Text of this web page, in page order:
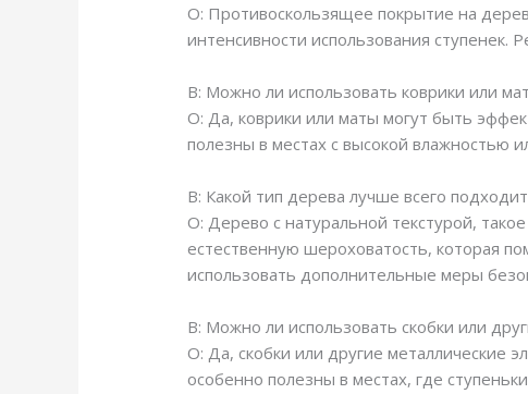
О: Противоскользящее покрытие на
интенсивности использования ступенек.
В: Можно ли использовать коврики или
О: Да, коврики или маты могут быть
полезны в местах с высокой влажностью
В: Какой тип дерева лучше всего
О: Дерево с натуральной текстурой,
естественную шероховатость, которая
использовать дополнительные меры
В: Можно ли использовать скобки или
О: Да, скобки или другие металлические
особенно полезны в местах, где